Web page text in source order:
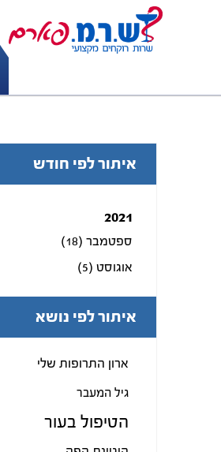
איתור לפי חודש
2021
ספטמבר (18)
אוגוסט (5)
איתור לפי נושא
ארון התרופות שלי
גיל המעבר
הטיפול בעור